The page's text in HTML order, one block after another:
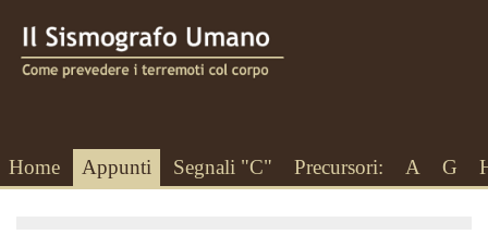
Home Appunti Segnali "C" Precursori: A G